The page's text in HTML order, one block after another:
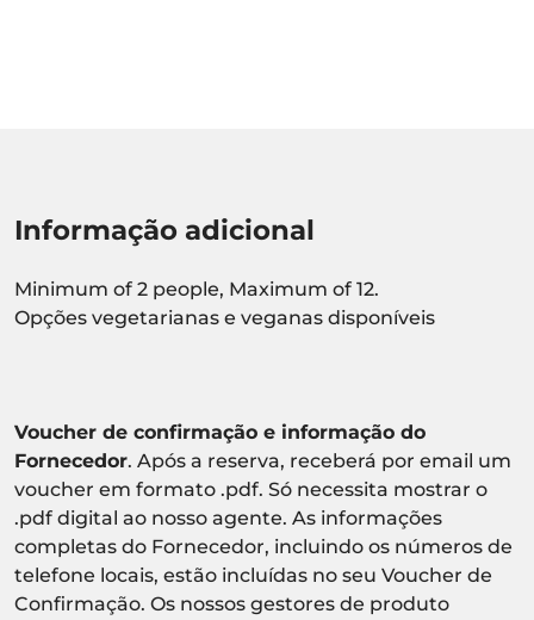
Informação adicional
Minimum of 2 people, Maximum of 12.
Opções vegetarianas e veganas disponíveis
Voucher de confirmação e informação do
Fornecedor. Após a reserva, receberá por email um
voucher em formato .pdf. Só necessita mostrar o
.pdf digital ao nosso agente. As informações
completas do Fornecedor, incluindo os números de
telefone locais, estão incluídas no seu Voucher de
Confirmação. Os nossos gestores de produto